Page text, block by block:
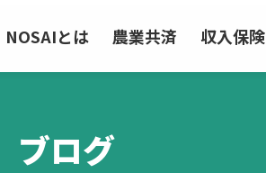
NOSAIとは 農業共済 収入保険
ブログ